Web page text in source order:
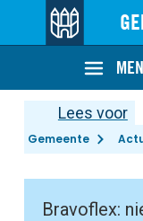
Gemeente
Lees voor
Bravoflex: